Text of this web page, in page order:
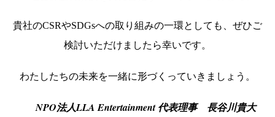
貴社のCSRやSDGsへの取り組みの一環としても、ぜひご
検討いただけましたら幸いです。
わたしたちの未来を一緒に形づくっていきましょう。
NPO法人LLA Entertainment 代表理事 長谷川貴大